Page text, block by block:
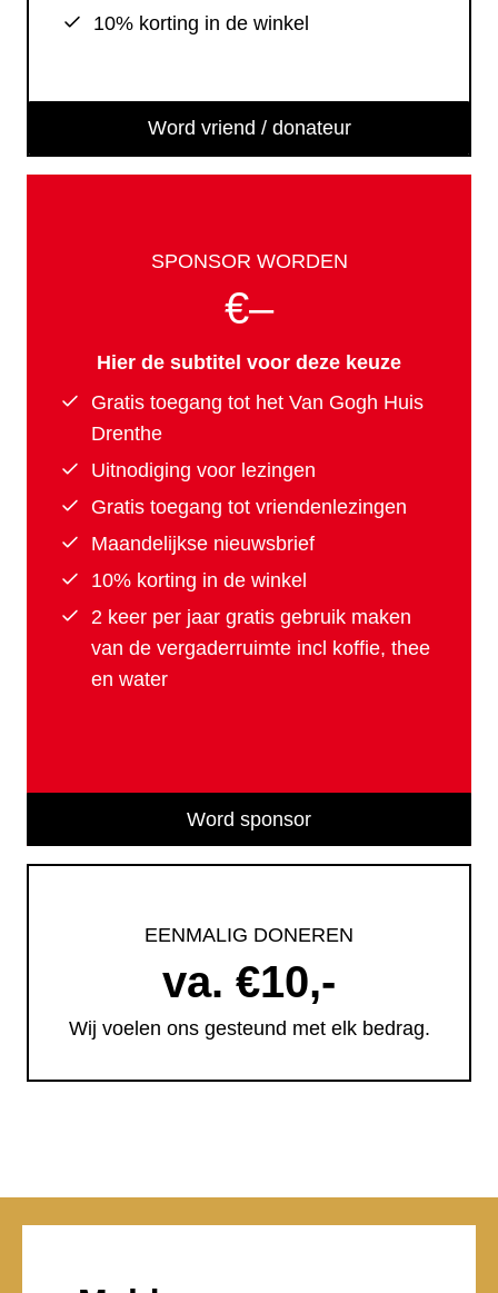
10% korting in de winkel
Word vriend / donateur
SPONSOR WORDEN
€–
Hier de subtitel voor deze keuze
Gratis toegang tot het Van Gogh Huis
Drenthe
Uitnodiging voor lezingen
Gratis toegang tot vriendenlezingen
Maandelijkse nieuwsbrief
10% korting in de winkel
2 keer per jaar gratis gebruik maken
van de vergaderruimte incl koffie, thee
en water
Word sponsor
EENMALIG DONEREN
va. €10,-
Wij voelen ons gesteund met elk bedrag.